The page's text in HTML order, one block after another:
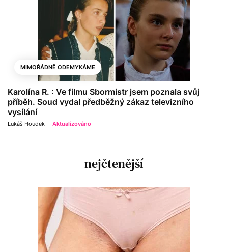
MIMOŘÁDNĚ ODEMYKÁME
Karolína R. : Ve filmu Sbormistr jsem poznala svůj
příběh. Soud vydal předběžný zákaz televizního
vysílání
Lukáš Houdek Aktualizováno
nejčtenější